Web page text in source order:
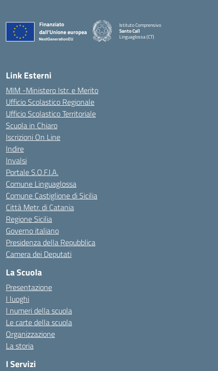
Istituto Comprensivo
Santo Calì
Linguaglossa (CT)
— Visita la pagina iniziale della scuola
Link Esterni
MIM -Ministero Istr. e Merito
Ufficio Scolastico Regionale
Ufficio Scolastico Territoriale
Scuola in Chiaro
Iscrizioni On Line
Indire
Invalsi
Portale S.O.F.I.A.
Comune Linguaglossa
Comune Castiglione di Sicilia
Città Metr. di Catania
Regione Sicilia
Governo italiano
Presidenza della Repubblica
Camera dei Deputati
La Scuola
Presentazione
I luoghi
I numeri della scuola
Le carte della scuola
Organizzazione
La storia
I Servizi